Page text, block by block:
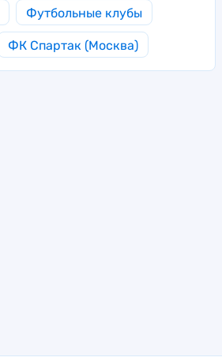
Футбольные клубы
ФК Спартак (Москва)